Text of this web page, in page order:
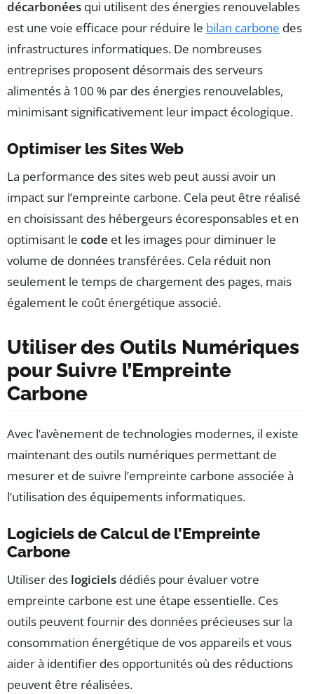
décarbonées qui utilisent des énergies renouvelables
est une voie efficace pour réduire le bilan carbone des
infrastructures informatiques. De nombreuses
entreprises proposent désormais des serveurs
alimentés à 100 % par des énergies renouvelables,
minimisant significativement leur impact écologique.
Optimiser les Sites Web
La performance des sites web peut aussi avoir un
impact sur l’empreinte carbone. Cela peut être réalisé
en choisissant des hébergeurs écoresponsables et en
optimisant le code et les images pour diminuer le
volume de données transférées. Cela réduit non
seulement le temps de chargement des pages, mais
également le coût énergétique associé.
Utiliser des Outils Numériques
pour Suivre l’Empreinte
Carbone
Avec l’avènement de technologies modernes, il existe
maintenant des outils numériques permettant de
mesurer et de suivre l’empreinte carbone associée à
l’utilisation des équipements informatiques.
Logiciels de Calcul de l’Empreinte
Carbone
Utiliser des logiciels dédiés pour évaluer votre
empreinte carbone est une étape essentielle. Ces
outils peuvent fournir des données précieuses sur la
consommation énergétique de vos appareils et vous
aider à identifier des opportunités où des réductions
peuvent être réalisées.